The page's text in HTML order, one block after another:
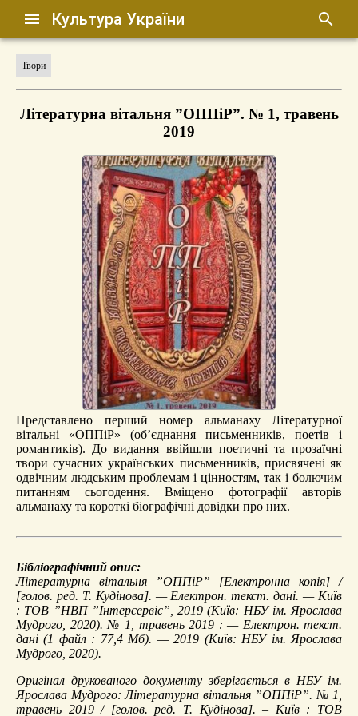
Культура України
Твори
Літературна вітальня ”ОППіР”. № 1, травень
2019
Представлено перший номер альманаху Літературної
вітальні «ОППіР» (об’єднання письменників, поетів і
романтиків). До видання ввійшли поетичні та прозаїчні
твори сучасних українських письменників, присвячені як
одвічним людським проблемам і цінностям, так і болючим
питанням сьогодення. Вміщено фотографії авторів
альманаху та короткі біографічні довідки про них.
Бібліографічний опис:
Літературна вітальня ”ОППіР” [Електронна копія] /
[голов. ред. Т. Кудінова]. — Електрон. текст. дані. — Київ
: ТОВ ”НВП ”Інтерсервіс”, 2019 (Київ: НБУ ім. Ярослава
Мудрого, 2020). № 1, травень 2019 : — Електрон. текст.
дані (1 файл : 77,4 Мб). — 2019 (Київ: НБУ ім. Ярослава
Мудрого, 2020).
Оригінал друкованого документу зберігається в НБУ ім.
Ярослава Мудрого: Літературна вітальня ”ОППіР”. № 1,
травень 2019 / [голов. ред. Т. Кудінова]. – Київ : ТОВ